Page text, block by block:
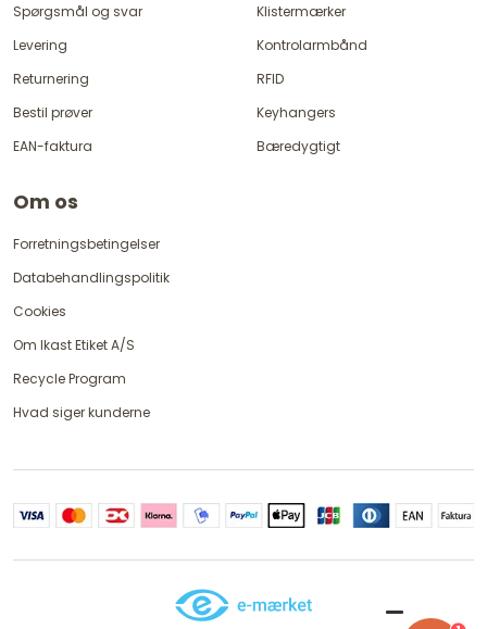
Spørgsmål og svar
Levering
Returnering
Bestil prøver
EAN-faktura
Klistermærker
Kontrolarmbånd
RFID
Keyhangers
Bæredygtigt
Om os
Forretningsbetingelser
Databehandlingspolitik
Cookies
Om Ikast Etiket A/S
Recycle Program
Hvad siger kunderne